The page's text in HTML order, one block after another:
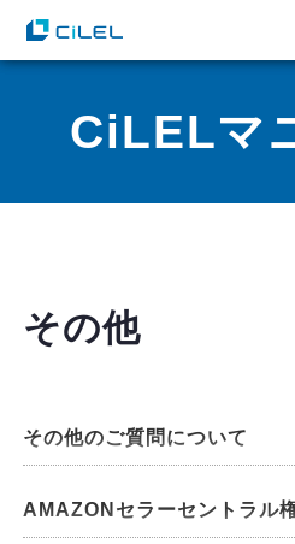
CiLELマ
その他
その他のご質問について
AMAZONセラーセントラル